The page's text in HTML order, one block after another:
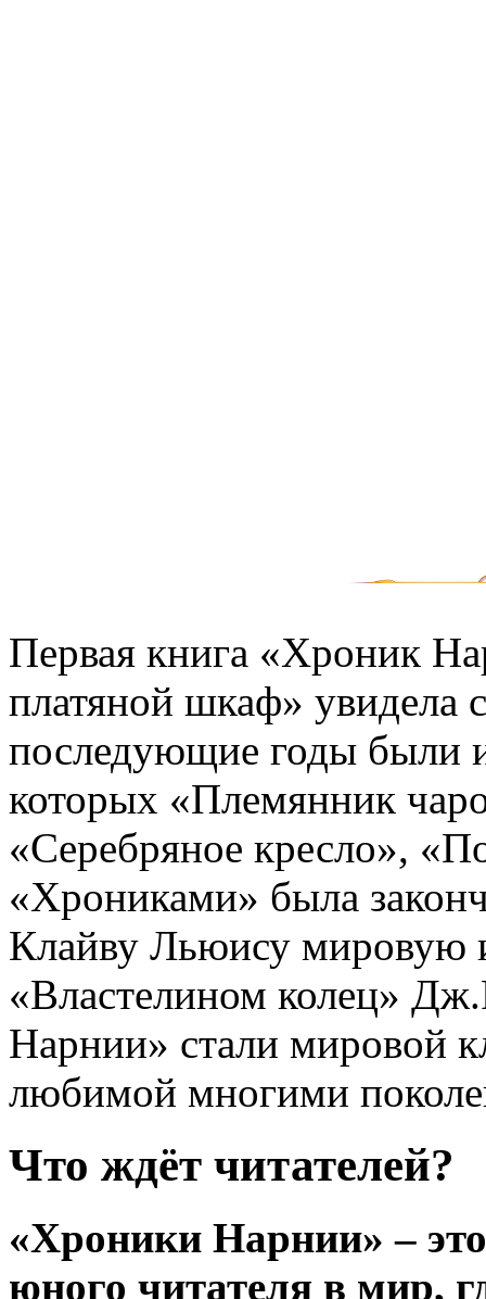
Первая книга «Хроник
платяной шкаф» увидела
последующие годы были
которых «Племянник
«Серебряное кресло»,
«Хрониками» была
Клайву Льюису мировую
«Властелином колец»
Нарнии» стали мировой
любимой многими
Что ждёт читателей?
«Хроники Нарнии» –
юного читателя в мир,